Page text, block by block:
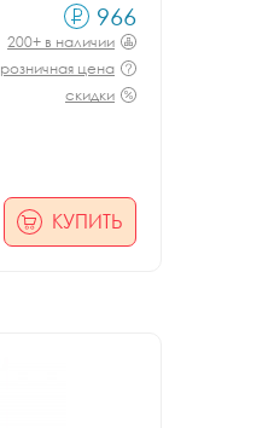
966
200+ в наличии
розничная цена
скидки
КУПИТЬ